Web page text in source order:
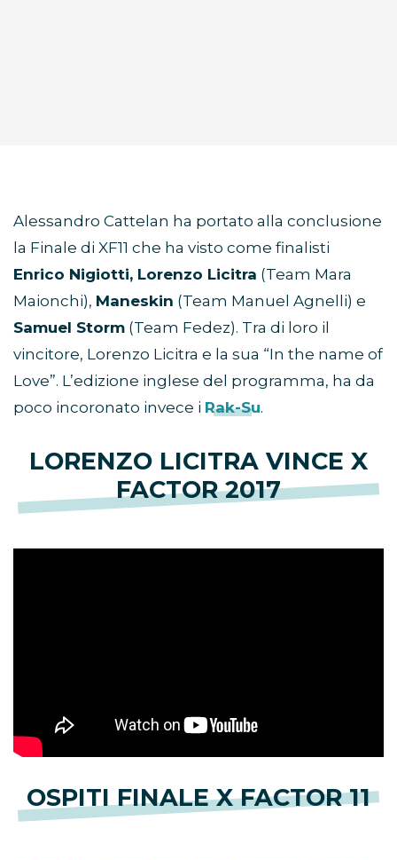
Alessandro Cattelan ha portato alla conclusione
la Finale di XF11 che ha visto come finalisti
Enrico Nigiotti, Lorenzo Licitra (Team Mara
Maionchi), Maneskin (Team Manuel Agnelli) e
Samuel Storm (Team Fedez). Tra di loro il
vincitore, Lorenzo Licitra e la sua “In the name of
Love”. L’edizione inglese del programma, ha da
poco incoronato invece i Rak-Su.
LORENZO LICITRA VINCE X
FACTOR 2017
OSPITI FINALE X FACTOR 11